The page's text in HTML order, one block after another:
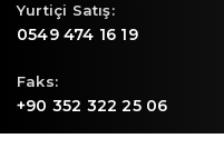
Yurtiçi Satış:
0549 474 16 19
Faks:
+90 352 322 25 06